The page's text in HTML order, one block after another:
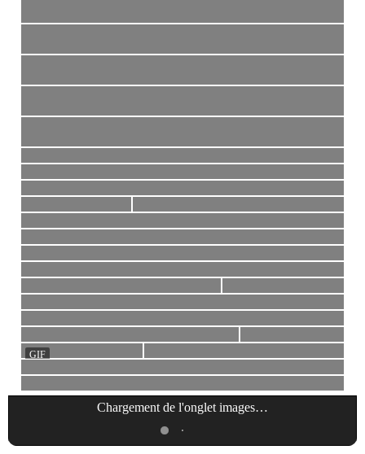
Chargement de l'onglet images…